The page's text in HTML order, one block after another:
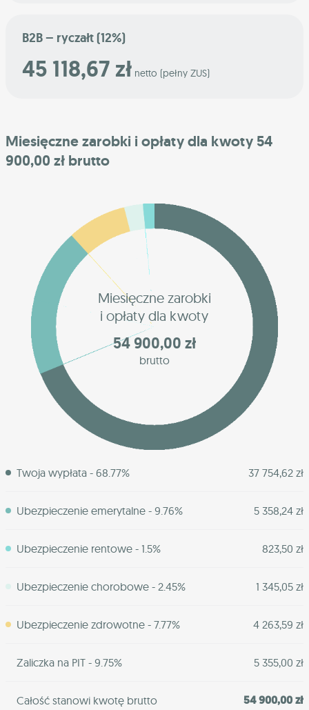
B2B – ryczałt (12%)
45 118,67 zł netto (pełny ZUS)
Miesięczne zarobki i opłaty dla kwoty 54
900,00 zł brutto
Miesięczne zarobki
i opłaty dla kwoty
54 900,00 zł
brutto
Twoja wypłata - 68.77% 37 754,62 zł
Ubezpieczenie emerytalne - 9.76% 5 358,24 zł
Ubezpieczenie rentowe - 1.5% 823,50 zł
Ubezpieczenie chorobowe - 2.45% 1 345,05 zł
Ubezpieczenie zdrowotne - 7.77% 4 263,59 zł
Zaliczka na PIT - 9.75% 5 355,00 zł
Całość stanowi kwotę brutto 54 900,00 zł